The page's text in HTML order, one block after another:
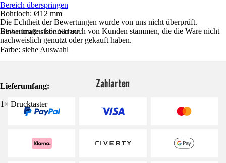
Bohrloch: Ø12 mm
Einbaumaß: siehe Skizze
Farbe: siehe Auswahl
Lieferumfang:
1× Drucktaster
Bereich überspringen
Die Echtheit der Bewertungen wurde von uns nicht überprüft.
Bewertungen können auch von Kunden stammen, die die Ware nicht
nachweislich genutzt oder gekauft haben.
Zahlarten